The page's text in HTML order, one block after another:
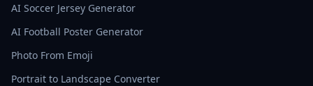
AI Soccer Jersey Generator
AI Football Poster Generator
Photo From Emoji
Portrait to Landscape Converter